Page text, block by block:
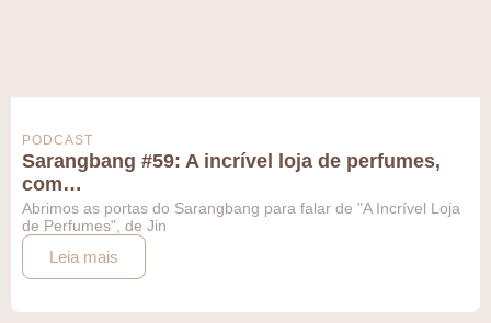
PODCAST
Sarangbang #59: A incrível loja de perfumes,
com…
Abrimos as portas do Sarangbang para falar de "A Incrível Loja
de Perfumes", de Jin
Leia mais